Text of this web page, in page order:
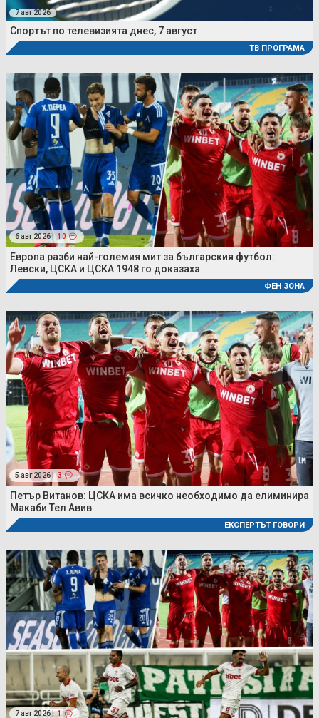
7 авг 2026
Спортът по телевизията днес, 7 август
ТВ ПРОГРАМА
6 авг 2026 | 10
Европа разби най-големия мит за българския футбол:
Левски, ЦСКА и ЦСКА 1948 го доказаха
ФЕН ЗОНА
5 авг 2026 | 3
Петър Витанов: ЦСКА има всичко необходимо да елиминира
Макаби Тел Авив
ЕКСПЕРТЪТ ГОВОРИ
7 авг 2026 | 1